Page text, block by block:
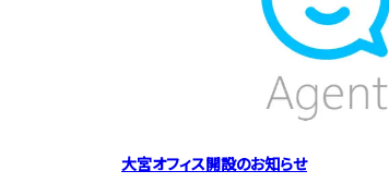
大宮オフィス開設のお知らせ